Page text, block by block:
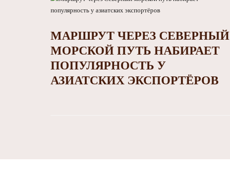
МАРШРУТ ЧЕРЕЗ СЕВЕРНЫЙ
МОРСКОЙ ПУТЬ НАБИРАЕТ
ПОПУЛЯРНОСТЬ У
АЗИАТСКИХ ЭКСПОРТЁРОВ